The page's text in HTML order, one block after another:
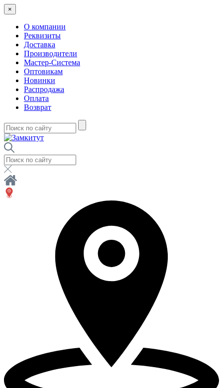
×
О компании
Реквизиты
Доставка
Производители
Мастер-Система
Оптовикам
Новинки
Распродажа
Оплата
Возврат